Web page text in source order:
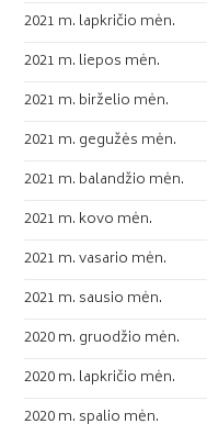
2021 m. lapkričio mėn.
2021 m. liepos mėn.
2021 m. birželio mėn.
2021 m. gegužės mėn.
2021 m. balandžio mėn.
2021 m. kovo mėn.
2021 m. vasario mėn.
2021 m. sausio mėn.
2020 m. gruodžio mėn.
2020 m. lapkričio mėn.
2020 m. spalio mėn.